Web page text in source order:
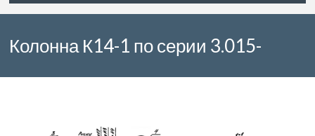
Колонна К14-1 по серии 3.015-